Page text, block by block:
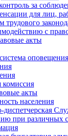
за
для лиц,
с
акты
комиссия
акты
населения
при различных